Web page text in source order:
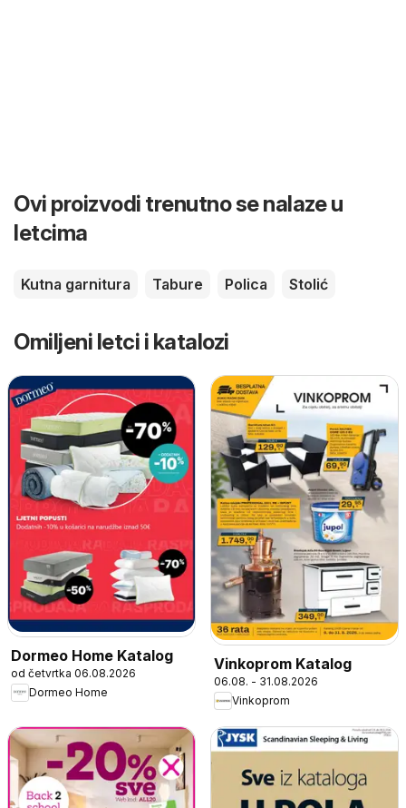
Ovi proizvodi trenutno se nalaze u
letcima
Kutna garnitura Tabure Polica Stolić
Omiljeni letci i katalozi
Dormeo Home Katalog
od četvrtka 06.08.2026
Dormeo Home
Vinkoprom Katalog
06.08. - 31.08.2026
Vinkoprom